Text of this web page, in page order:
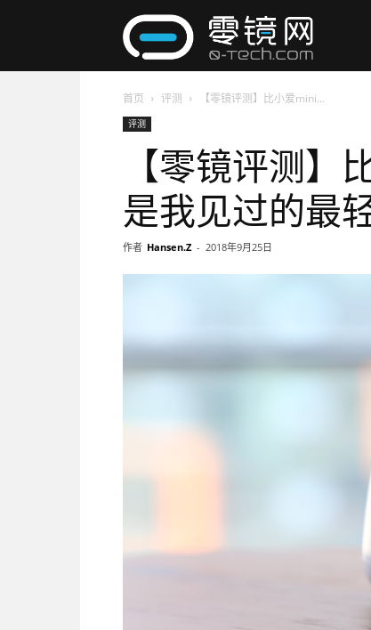
镜
首页 评测 【零镜评测】比小爱mini...
评测
【零镜评测】
是我见过的最
作者 Hansen.Z - 2018年9月25日